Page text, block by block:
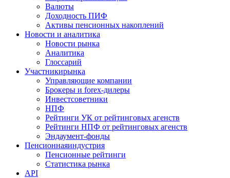
Валюты
Доходность ПИФ
Активы пенсионных накоплений
Новости и аналитика
Новости рынка
Аналитика
Глоссарий
Участникирынка
Управляющие компании
Брокеры и forex-дилеры
Инвестсоветники
НПФ
Рейтинги УК от рейтинговых агенств
Рейтинги НПФ от рейтинговых агенств
Эндаумент-фонды
Пенсионнаяиндустрия
Пенсионные рейтинги
Статистика рынка
API